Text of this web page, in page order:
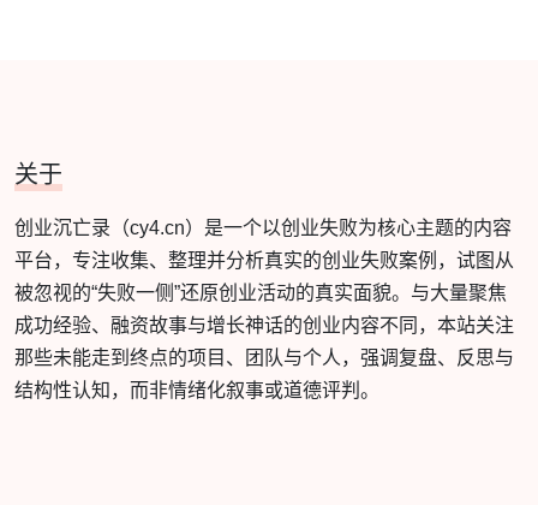
关于
创业沉亡录（cy4.cn）是一个以创业失败为核心主题的内容
平台，专注收集、整理并分析真实的创业失败案例，试图从
被忽视的“失败一侧”还原创业活动的真实面貌。与大量聚焦
成功经验、融资故事与增长神话的创业内容不同，本站关注
那些未能走到终点的项目、团队与个人，强调复盘、反思与
结构性认知，而非情绪化叙事或道德评判。